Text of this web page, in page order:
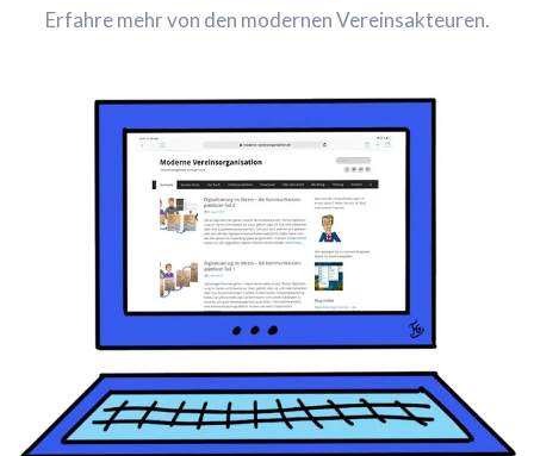
Erfahre mehr von den modernen Vereinsakteuren.